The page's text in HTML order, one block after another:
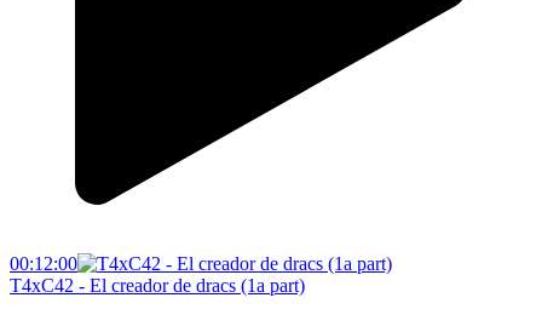
00:12:00
T4xC42 - El creador de dracs (1a part)